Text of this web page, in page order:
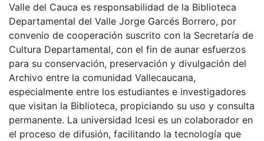
Valle del Cauca es responsabilidad de la Biblioteca
Departamental del Valle Jorge Garcés Borrero, por
convenio de cooperación suscrito con la Secretaría de
Cultura Departamental, con el fin de aunar esfuerzos
para su conservación, preservación y divulgación del
Archivo entre la comunidad Vallecaucana,
especialmente entre los estudiantes e investigadores
que visitan la Biblioteca, propiciando su uso y consulta
permanente. La universidad Icesi es un colaborador en
el proceso de difusión, facilitando la tecnología que